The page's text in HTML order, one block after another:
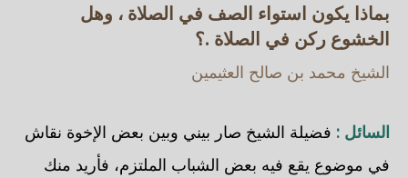
بماذا يكون استواء الصف في الصلاة ، وهل
الخشوع ركن في الصلاة .؟
الشيخ محمد بن صالح العثيمين
السائل : فضيلة الشيخ صار بيني وبين بعض الإخوة نقاش
في موضوع يقع فيه بعض الشباب الملتزم، فأريد منك